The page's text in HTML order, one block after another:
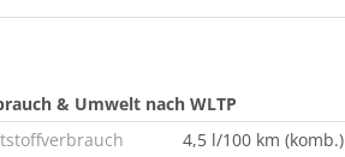
& Umwelt nach WLTP
4,5 l/100 km (komb.)